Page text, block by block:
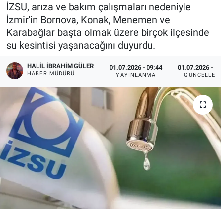
İZSU, arıza ve bakım çalışmaları nedeniyle
İzmir'in Bornova, Konak, Menemen ve
Karabağlar başta olmak üzere birçok ilçesinde
su kesintisi yaşanacağını duyurdu.
HALIL İBRAHIM GÜLER
HABER MÜDÜRÜ
01.07.2026 - 09:44
YAYINLANMA
01.07.2026 -